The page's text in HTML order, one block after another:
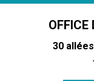
OFFICE
30